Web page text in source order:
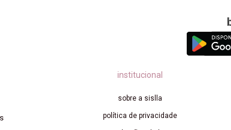
institucional
sobre a sislla
política de privacidade